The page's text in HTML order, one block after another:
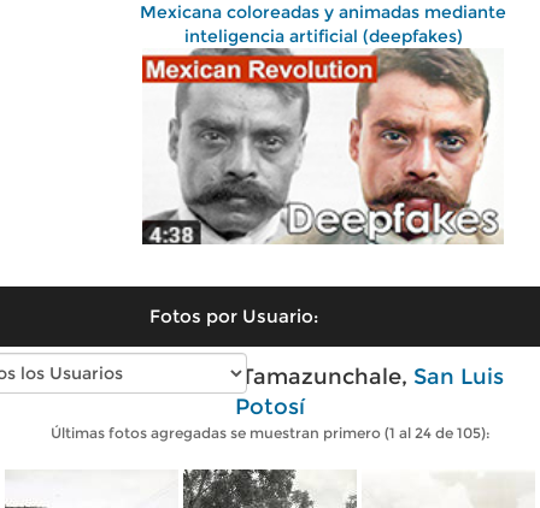
Mexicana coloreadas y animadas mediante
inteligencia artificial (deepfakes)
Fotos por Usuario:
Fotos antiguas de Tamazunchale, San Luis
Potosí
Últimas fotos agregadas se muestran primero (1 al 24 de 105):